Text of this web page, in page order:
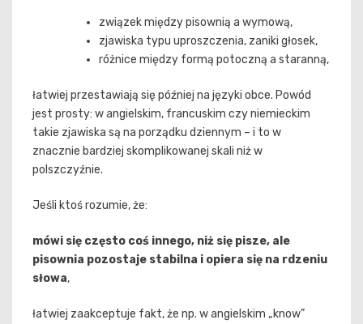
związek między pisownią a wymową,
zjawiska typu uproszczenia, zaniki głosek,
różnice między formą potoczną a staranną,
łatwiej przestawiają się później na języki obce. Powód
jest prosty: w angielskim, francuskim czy niemieckim
takie zjawiska są na porządku dziennym – i to w
znacznie bardziej skomplikowanej skali niż w
polszczyźnie.
Jeśli ktoś rozumie, że:
mówi się często coś innego, niż się pisze, ale
pisownia pozostaje stabilna i opiera się na rdzeniu
słowa,
łatwiej zaakceptuje fakt, że np. w angielskim „know”